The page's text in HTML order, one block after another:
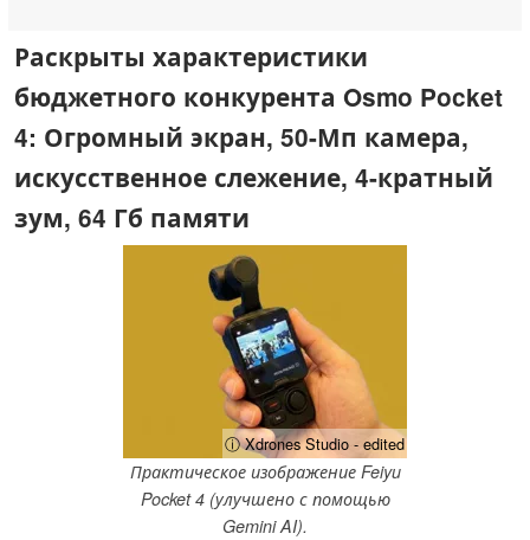
Раскрыты характеристики
бюджетного конкурента Osmo Pocket
4: Огромный экран, 50-Мп камера,
искусственное слежение, 4-кратный
зум, 64 Гб памяти
ⓘ Xdrones Studio - edited
Практическое изображение Feiyu
Pocket 4 (улучшено с помощью
Gemini AI).